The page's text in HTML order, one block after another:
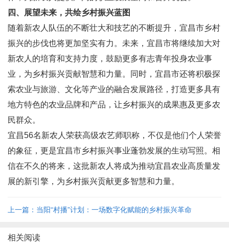
四、展望未来，共绘乡村振兴蓝图
随着新农人队伍的不断壮大和技艺的不断提升，宜昌市乡村
振兴的步伐也将更加坚实有力。未来，宜昌市将继续加大对
新农人的培育和支持力度，鼓励更多有志青年投身农业事
业，为乡村振兴贡献智慧和力量。同时，宜昌市还将积极探
索农业与旅游、文化等产业的融合发展路径，打造更多具有
地方特色的农业品牌和产品，让乡村振兴的成果惠及更多农
民群众。
宜昌56名新农人荣获高级农艺师职称，不仅是他们个人荣誉
的象征，更是宜昌市乡村振兴事业蓬勃发展的生动写照。相
信在不久的将来，这批新农人将成为推动宜昌农业高质量发
展的新引擎，为乡村振兴贡献更多智慧和力量。
上一篇：当阳“村播”计划：一场数字化赋能的乡村振兴革命
相关阅读